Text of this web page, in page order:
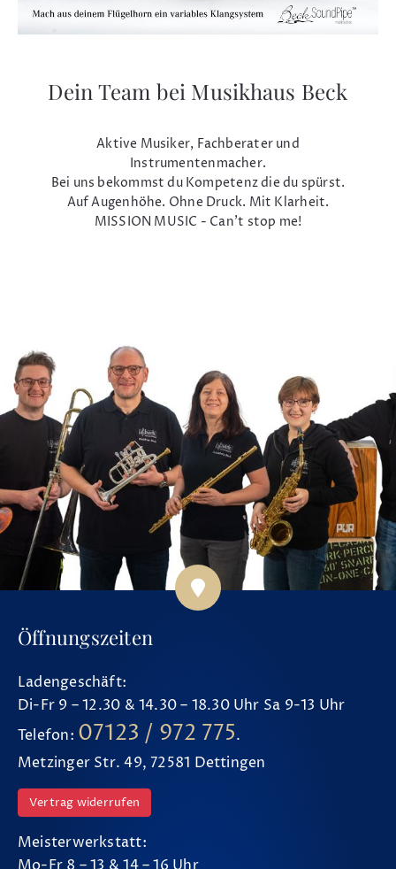
Dein Team bei Musikhaus Beck
Aktive Musiker, Fachberater und
Instrumentenmacher.
Bei uns bekommst du Kompetenz die du spürst.
Auf Augenhöhe. Ohne Druck. Mit Klarheit.
MISSION MUSIC - Can't stop me!
Öffnungszeiten
Ladengeschäft:
Di-Fr 9 – 12.30 & 14.30 – 18.30 Uhr Sa 9-13 Uhr
Telefon: 07123 / 972 775.
Metzinger Str. 49, 72581 Dettingen
Vertrag widerrufen
Meisterwerkstatt: